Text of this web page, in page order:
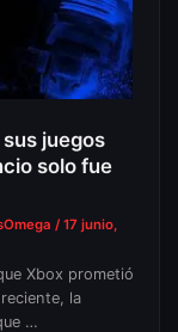
juegos
solo fue
/ 17 junio,
Xbox prometió
la
…